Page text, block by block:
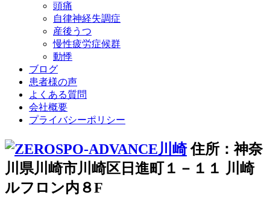
頭痛
自律神経失調症
産後うつ
慢性疲労症候群
動悸
ブログ
患者様の声
よくある質問
会社概要
プライバシーポリシー
住所：神奈
川県川崎市川崎区日進町１－１１ 川崎
ルフロン内８F